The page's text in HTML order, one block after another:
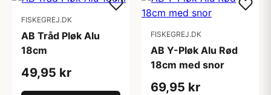
FISKEGREJ.DK
AB Tråd Pløk Alu
18cm
49,95 kr
FISKEGREJ.DK
AB Y-Pløk Alu Rød
18cm med snor
69,95 kr